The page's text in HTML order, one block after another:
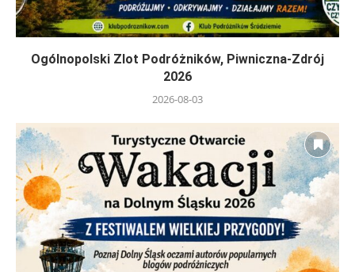
Ogólnopolski Zlot Podróżników, Piwniczna-Zdrój
2026
2026-08-03